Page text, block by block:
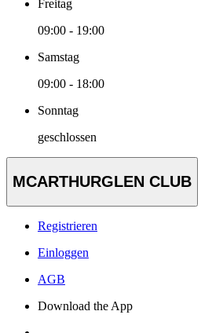
Freitag
09:00 - 19:00
Samstag
09:00 - 18:00
Sonntag
geschlossen
MCARTHURGLEN CLUB
Registrieren
Einloggen
AGB
Download the App